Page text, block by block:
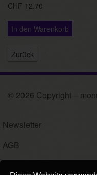
CHF 12.70
In den Warenkorb
Zurück
© 2026 Copyright –
Newsletter
AGB